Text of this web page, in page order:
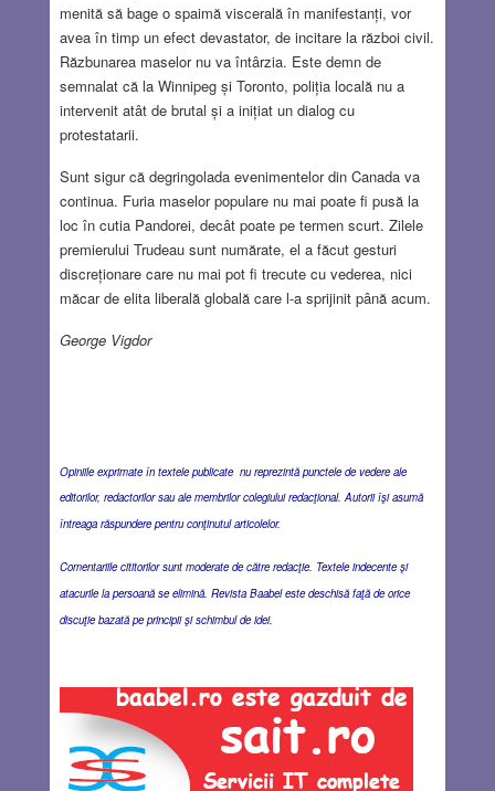
menită să bage o spaimă viscerală în manifestanți, vor
avea în timp un efect devastator, de incitare la război civil.
Răzbunarea maselor nu va întârzia. Este demn de
semnalat că la Winnipeg și Toronto, poliția locală nu a
intervenit atât de brutal și a inițiat un dialog cu
protestatarii.
Sunt sigur că degringolada evenimentelor din Canada va
continua. Furia maselor populare nu mai poate fi pusă la
loc în cutia Pandorei, decât poate pe termen scurt. Zilele
premierului Trudeau sunt numărate, el a făcut gesturi
discreționare care nu mai pot fi trecute cu vederea, nici
măcar de elita liberală globală care l-a sprijinit până acum.
George Vigdor
Opiniile exprimate în textele publicate nu reprezintă punctele de vedere ale
editorilor, redactorilor sau ale membrilor colegiului redacţional. Autorii îşi asumă
întreaga răspundere pentru conţinutul articolelor.
Comentariile cititorilor sunt moderate de către redacţie. Textele indecente şi
atacurile la persoană se elimină. Revista Baabel este deschisă faţă de orice
discuţie bazată pe principii şi schimbul de idei.